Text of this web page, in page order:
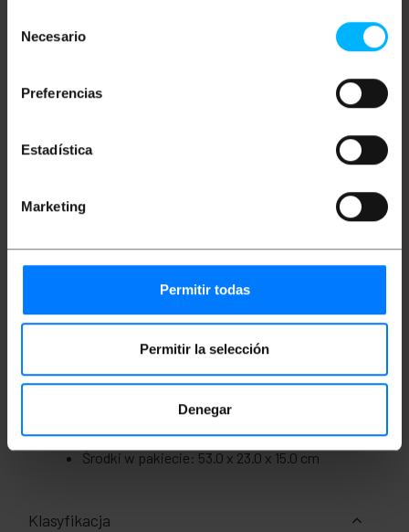
Necesario
Preferencias
Estadística
Marketing
Permitir todas
Permitir la selección
Denegar
Specyfikacje
Idealny do wygodniejszych instalacji
kablowych, ponieważ umożliwia usunięcie
Mocuje się je za pomocą wkrętów do
Długość 482 mm.
szafie typu rack 19".
Wymiary produktu (szerokość x głębokość x
Wymiary produktu (szerokość x głębokość x
Ilość paczek: 1
Środki w pakiecie: 53.0 x 23.0 x 15.0 cm
Klasyfikacja